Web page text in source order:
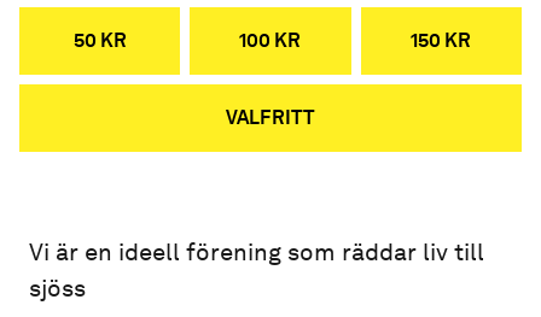
50 KR 100 KR 150 KR
VALFRITT
Vi är en ideell förening som räddar liv till
sjöss